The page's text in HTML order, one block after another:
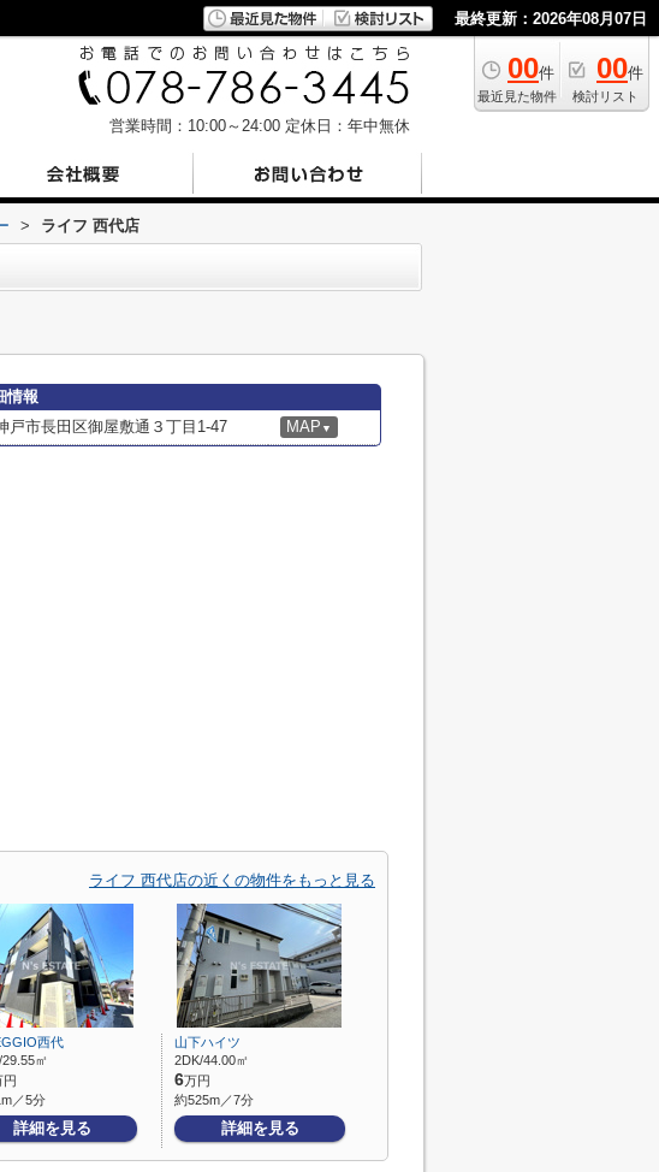
最終更新：2026年08月07日
00件
最近見た物件
00件
検討リスト
営業時間：10:00～24:00 定休日：年中無休
> ライフ 西代店
情報
戸市長田区御屋敷通３丁目1-47 MAP ▼
ライフ 西代店の近くの物件をもっと見る
西代
㎡
円
／5分
詳細を見る
山下ハイツ
2DK/44.00㎡
6万円
約525m／7分
詳細を見る